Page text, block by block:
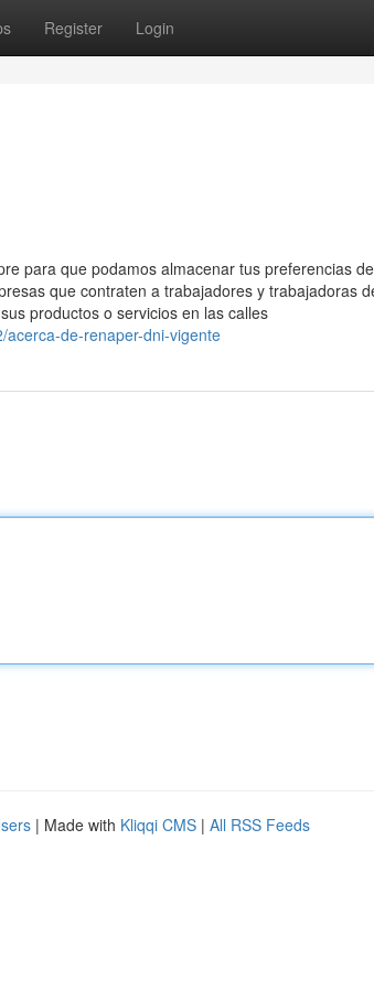
Register Login
para que podamos almacenar tus preferencias
que contraten a trabajadores y trabajadoras
productos o servicios en las calles
de-renaper-dni-vigente
| Made with Kliqqi CMS | All RSS Feeds